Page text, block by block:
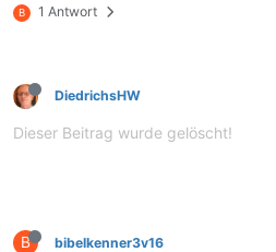
B 1 Antwort
DiedrichsHW
Dieser Beitrag wurde gelöscht!
B bibelkenner3v16